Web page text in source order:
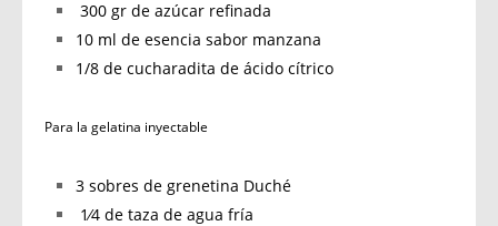
300 gr de azúcar refinada
10 ml de esencia sabor manzana
1/8 de cucharadita de ácido cítrico
Para la gelatina inyectable
3 sobres de grenetina Duché
1⁄4 de taza de agua fría